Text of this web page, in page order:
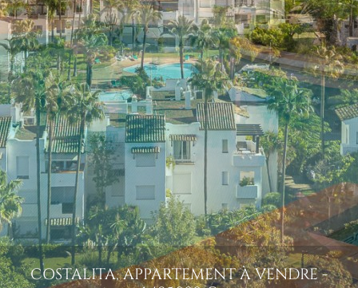
COSTALITA, APPARTEMENT À VENDRE -